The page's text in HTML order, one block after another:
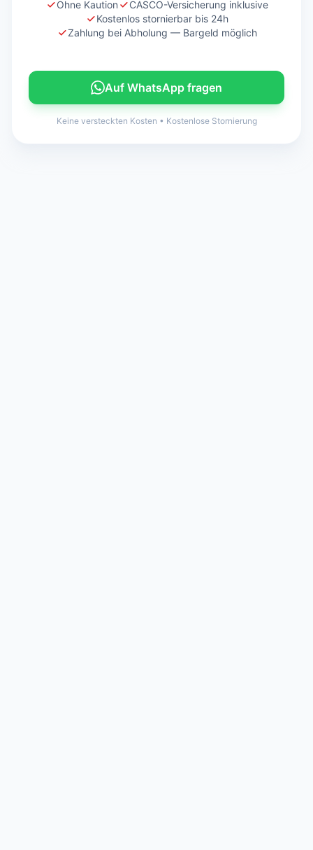
Ohne Kaution
CASCO-Versicherung inklusive
Kostenlos stornierbar bis 24h
Zahlung bei Abholung — Bargeld möglich
Auf WhatsApp fragen
Keine versteckten Kosten • Kostenlose Stornierung